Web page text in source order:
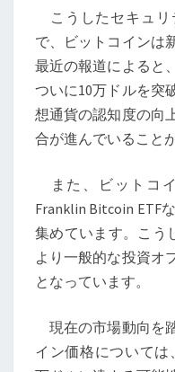
こうしたセキュリ
で、ビットコインは
最近の報道によると
ついに10万ドルを突
想通貨の認知度の向
合が進んでいること
また、ビットコ
Franklin Bitcoin ETF
集めています。こう
より一般的な投資オ
となっています。
現在の市場動向を
イン価格については